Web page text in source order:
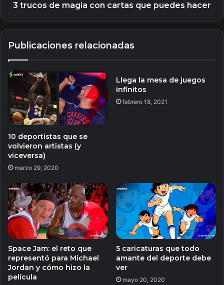
3 trucos de magia con cartas que puedes hacer
Publicaciones relacionadas
10 deportistas que se
volvieron artistas (y
viceversa)
marzo 29, 2020
Llega la mesa de juegos
infinitos
febrero 18, 2021
Space Jam: el reto que
representó para Michael
Jordan y cómo hizo la
película
5 caricaturas que todo
amante del deporte debe
ver
mayo 20, 2020